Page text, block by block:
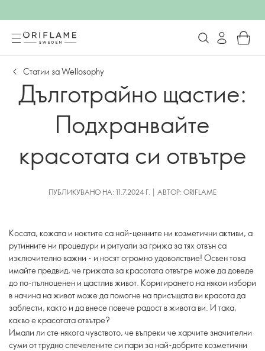
Статии за Wellosophy
Дълготрайно щастие:
Подхранвайте
красотата си отвътре
ПУБЛИКУВАНО НА: 11.7.2024 Г. | АВТОР: ORIFLAME
Косата, кожата и ноктите са най-ценните ни козметични активи, а
рутинните ни процедури и ритуали за грижа за тях отвън са
изключително важни - и носят огромно удоволствие! Освен това
имайте предвид, че грижата за красотата отвътре може да доведе
до по-пълноценен и щастлив живот. Коригирането на някои избори
в начина на живот може да помогне на присъщата ви красота да
заблести, както и да внесе повече радост в живота ви. И така,
какво е красотата отвътре?
Имали ли сте някога чувството, че въпреки че харчите значителни
суми от трудно спечелените си пари за най-добрите козметични